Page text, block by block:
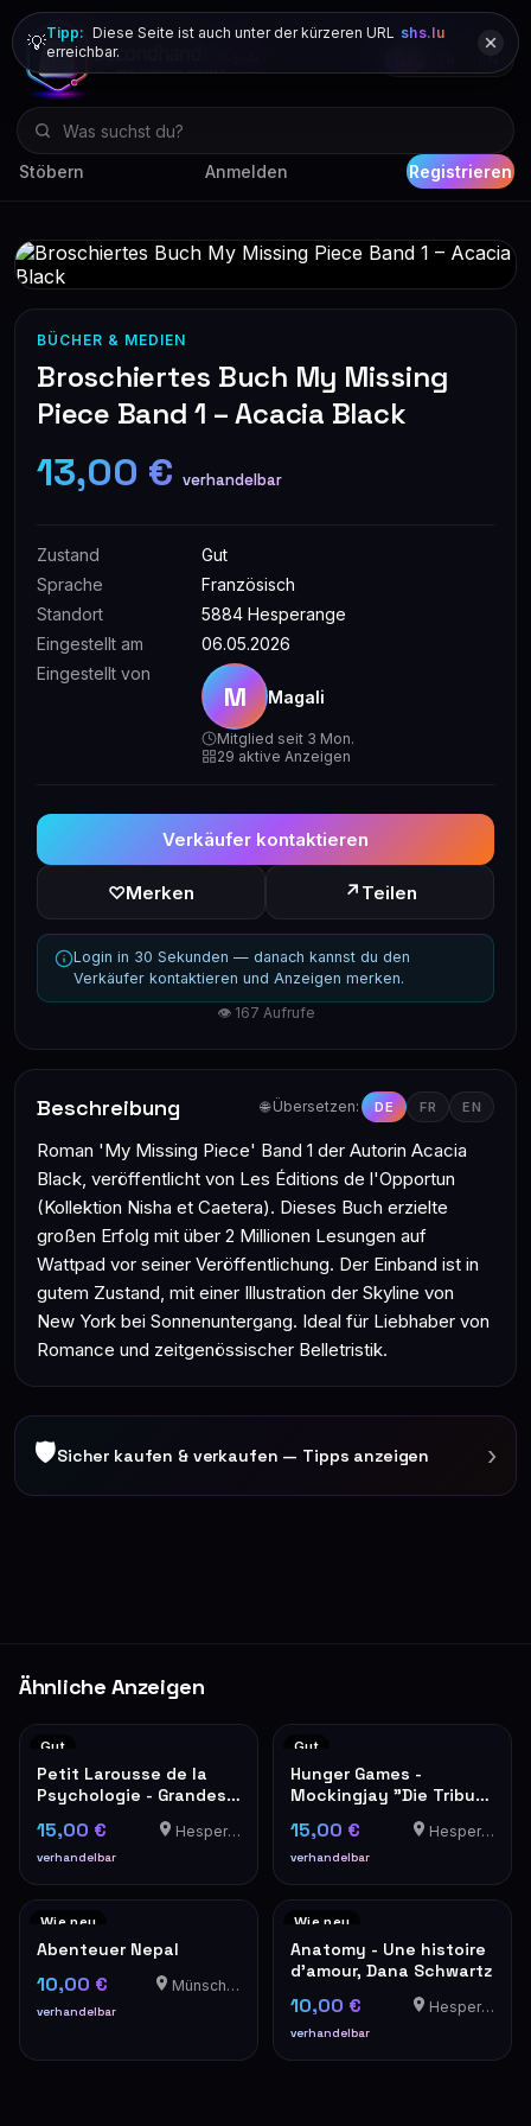
Stöbern Anmelden Registrieren
💡Tipp: Diese Seite ist auch unter der kürzeren URL shs.lu
erreichbar.
BÜCHER & MEDIEN
Broschiertes Buch My Missing
Piece Band 1 – Acacia Black
13,00 € verhandelbar
Zustand
Gut
Sprache
Französisch
Standort
5884 Hesperange
Eingestellt am
06.05.2026
Eingestellt von
M Magali
Mitglied seit 3 Mon.
29 aktive Anzeigen
Verkäufer kontaktieren
♡Merken ↗ Teilen
Login in 30 Sekunden — danach kannst du den
Verkäufer kontaktieren und Anzeigen merken.
👁 167 Aufrufe
Beschreibung 🌐 Übersetzen: DE FR EN
Roman 'My Missing Piece' Band 1 der Autorin Acacia
Black, veröffentlicht von Les Éditions de l'Opportun
(Kollektion Nisha et Caetera). Dieses Buch erzielte
großen Erfolg mit über 2 Millionen Lesungen auf
Wattpad vor seiner Veröffentlichung. Der Einband ist in
gutem Zustand, mit einer Illustration der Skyline von
New York bei Sonnenuntergang. Ideal für Liebhaber von
Romance und zeitgenössischer Belletristik.
🛡Sicher kaufen & verkaufen — Tipps anzeigen ›
Ähnliche Anzeigen
Gut
Petit Larousse de la
Psychologie - Grandes
15,00 €
verhandelbar
Hesperange
Gut
Hunger Games -
Mockingjay "Die Tribute
von Panem" en
allemand
15,00 €
verhandelbar
Hesperange
Wie neu
Abenteuer Nepal
10,00 €
verhandelbar
Münschecker
Wie neu
Anatomy - Une histoire
d'amour, Dana Schwartz
10,00 €
verhandelbar
Hesperange